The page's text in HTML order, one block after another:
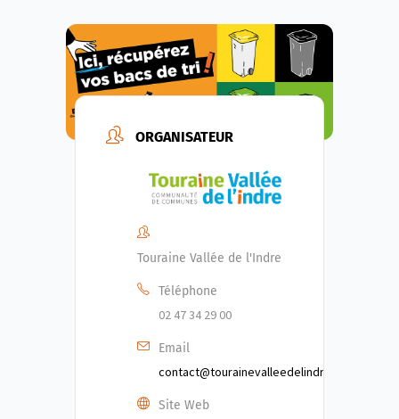
ORGANISATEUR
Touraine Vallée de l'Indre
Téléphone
02 47 34 29 00
Email
contact@tourainevalleedelindre.fr
Site Web